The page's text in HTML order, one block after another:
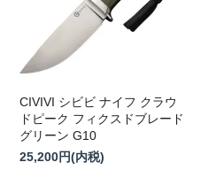
CIVIVI シビビ ナイフ クラウ
ドピーク フィクスドブレード
グリーン G10
25,200円(内税)